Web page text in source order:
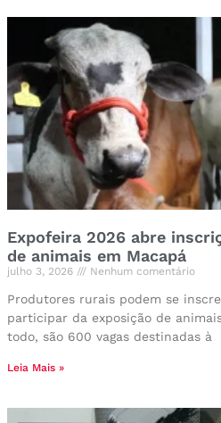
Expofeira 2026 abre
de animais em Macapá
julho 3, 2026 Nenhum comentário
Produtores rurais podem se
participar da exposição de
todo, são 600 vagas destinadas à
Leia Mais »